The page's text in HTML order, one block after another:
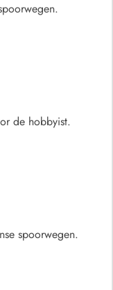
de hobbyist.
spoorwegen.